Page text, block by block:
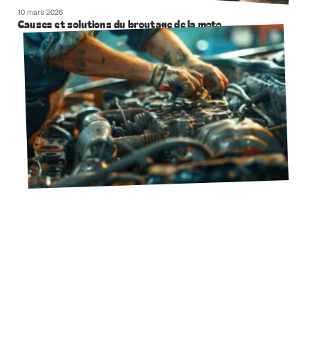
10 mars 2026
Causes et solutions du broutage de la moto